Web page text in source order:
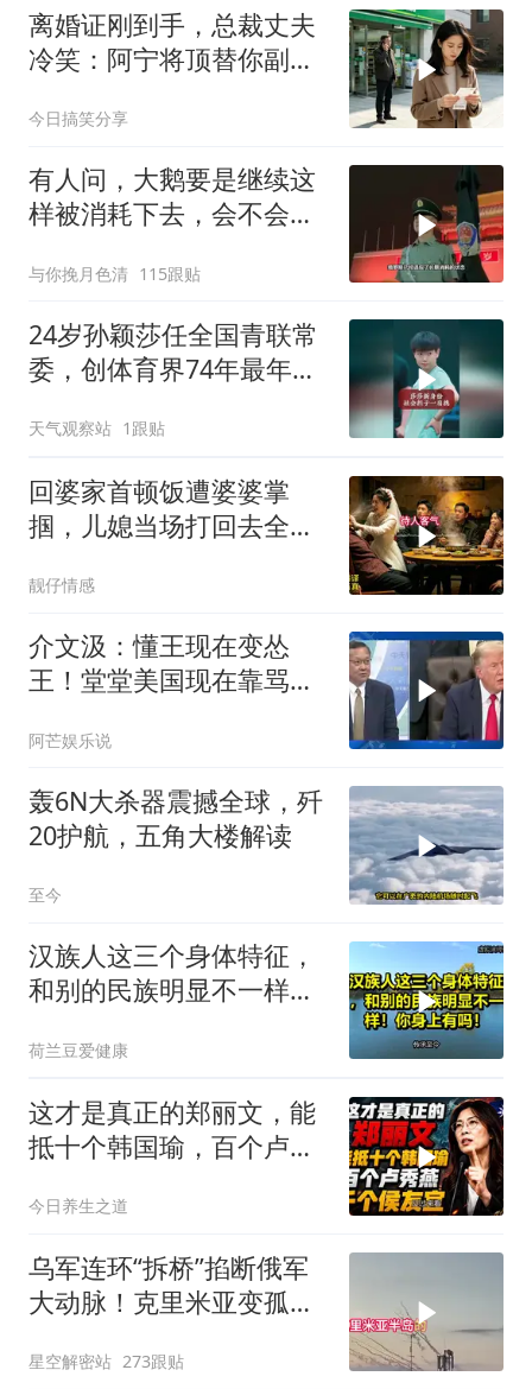
离婚证刚到手，总裁丈夫
冷笑：阿宁将顶替你副总
今日搞笑分享
有人问，大鹅要是继续这
样被消耗下去，会不会灭
与你挽月色清 115跟贴
24岁孙颖莎任全国青联常
委，创体育界74年最年轻
天气观察站 1跟贴
回婆家首顿饭遭婆婆掌
掴，儿媳当场打回去全家
靓仔情感
介文汲：懂王现在变怂
王！堂堂美国现在靠骂人
阿芒娱乐说
轰6N大杀器震撼全球，歼
20护航，五角大楼解读
至今
汉族人这三个身体特征，
和别的民族明显不一样！
荷兰豆爱健康
这才是真正的郑丽文，能
抵十个韩国瑜，百个卢秀
今日养生之道
乌军连环“拆桥”掐断俄军
大动脉！克里米亚变孤
家”？
星空解密站 273跟贴